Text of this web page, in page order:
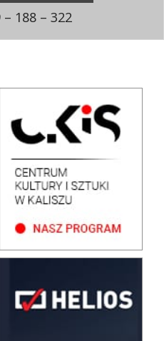
– 188 – 322